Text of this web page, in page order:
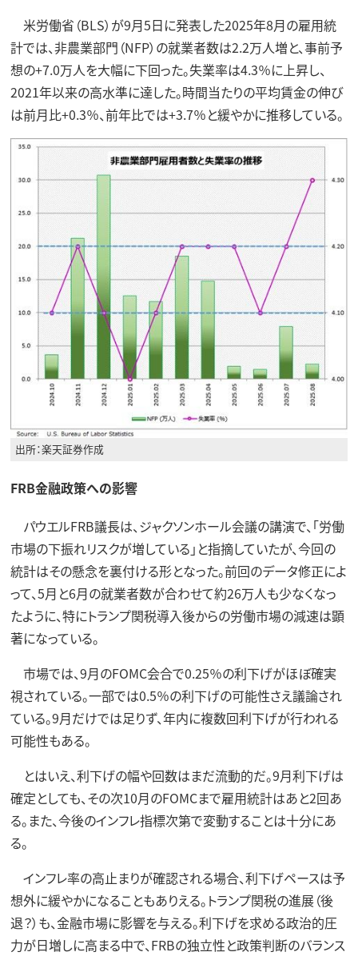
米労働省（BLS）が9月5日に発表した2025年8月の雇用統
計では、非農業部門（NFP）の就業者数は2.2万人増と、事前予
想の+7.0万人を大幅に下回った。失業率は4.3％に上昇し、
2021年以来の高水準に達した。時間当たりの平均賃金の伸び
は前月比+0.3％、前年比では+3.7％と緩やかに推移している。
出所：楽天証券作成
FRB金融政策への影響
パウエルFRB議長は、ジャクソンホール会議の講演で、「労働
市場の下振れリスクが増している」と指摘していたが、今回の
統計はその懸念を裏付ける形となった。前回のデータ修正によ
って、5月と6月の就業者数が合わせて約26万人も少なくなっ
たように、特にトランプ関税導入後からの労働市場の減速は顕
著になっている。
市場では、9月のFOMC会合で0.25％の利下げがほぼ確実
視されている。一部では0.5％の利下げの可能性さえ議論され
ている。9月だけでは足りず、年内に複数回利下げが行われる
可能性もある。
とはいえ、利下げの幅や回数はまだ流動的だ。9月利下げは
確定としても、その次10月のFOMCまで雇用統計はあと2回あ
る。また、今後のインフレ指標次第で変動することは十分にあ
る。
インフレ率の高止まりが確認される場合、利下げペースは予
想外に緩やかになることもありえる。トランプ関税の進展（後
退？）も、金融市場に影響を与える。利下げを求める政治的圧
力が日増しに高まる中で、FRBの独立性と政策判断のバランス